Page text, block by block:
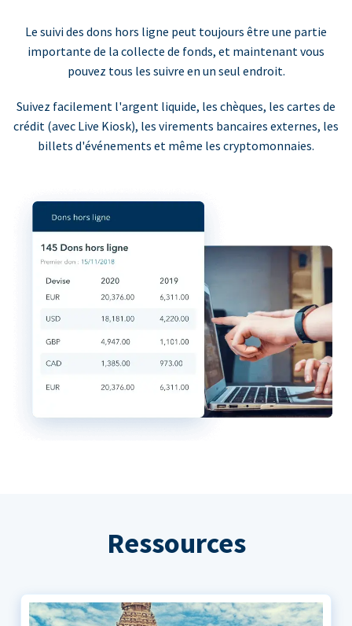
Le suivi des dons hors ligne peut toujours être une partie
importante de la collecte de fonds, et maintenant vous
pouvez tous les suivre en un seul endroit.
Suivez facilement l'argent liquide, les chèques, les cartes de
crédit (avec Live Kiosk), les virements bancaires externes, les
billets d'événements et même les cryptomonnaies.
Ressources